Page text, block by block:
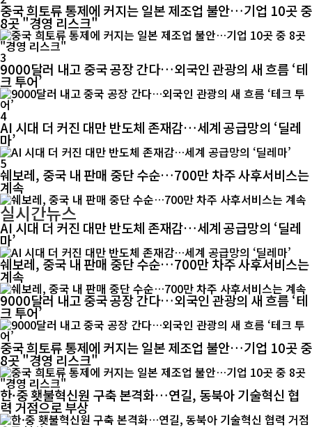
중국 희토류 통제에 커지는 일본 제조업 불안…기업 10곳 중
8곳 "경영 리스크"
3
9000달러 내고 중국 공장 간다…외국인 관광의 새 흐름 ‘테
크 투어’
4
AI 시대 더 커진 대만 반도체 존재감…세계 공급망의 ‘딜레
마’
5
쉐보레, 중국 내 판매 중단 수순…700만 차주 사후서비스는
계속
실시간뉴스
AI 시대 더 커진 대만 반도체 존재감…세계 공급망의 ‘딜레
마’
쉐보레, 중국 내 판매 중단 수순…700만 차주 사후서비스는
계속
9000달러 내고 중국 공장 간다…외국인 관광의 새 흐름 ‘테
크 투어’
중국 희토류 통제에 커지는 일본 제조업 불안…기업 10곳 중
8곳 "경영 리스크"
한·중 횃불혁신원 구축 본격화…연길, 동북아 기술혁신 협
력 거점으로 부상